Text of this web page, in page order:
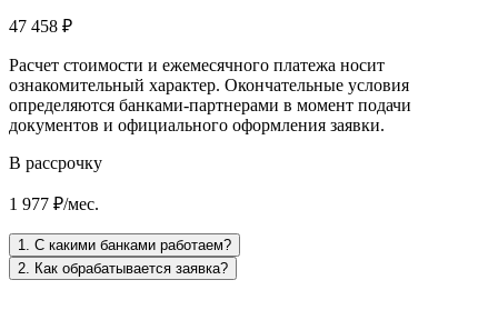
47 458 ₽
Расчет стоимости и ежемесячного платежа носит
ознакомительный характер. Окончательные условия
определяются банками-партнерами в момент подачи
документов и официального оформления заявки.
В рассрочку
1 977 ₽/мес.
1. С какими банками работаем?
2. Как обрабатывается заявка?